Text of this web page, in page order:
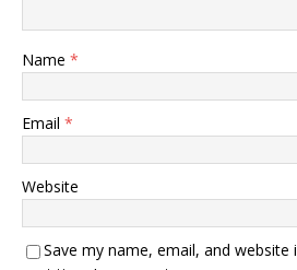
Name *
Email *
Website
Save my name, email, and